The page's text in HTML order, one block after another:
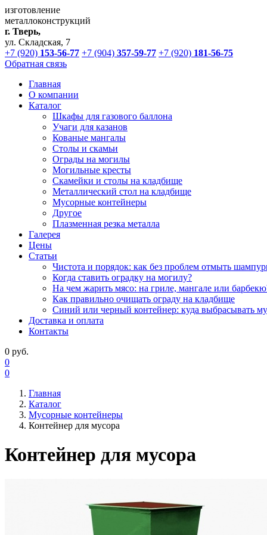
изготовление
металлоконструкций
г. Тверь,
ул. Складская, 7
+7 (920) 153-56-77 +7 (904) 357-59-77 +7 (920) 181-56-75
Обратная связь
Главная
О компании
Каталог
Шкафы для газового баллона
Учаги для казанов
Кованые мангалы
Столы и скамьи
Ограды на могилы
Могильные кресты
Скамейки и столы на кладбище
Металлический стол на кладбище
Мусорные контейнеры
Другое
Плазменная резка металла
Галерея
Цены
Статьи
Чистота и порядок: как без проблем отмыть
Когда ставить оградку на могилу?
На чем жарить мясо: на гриле, мангале или
Как правильно очищать ограду на кладбище
Синий или черный контейнер: куда выбрасывать
Доставка и оплата
Контакты
0 руб.
0
0
Главная
Каталог
Мусорные контейнеры
Контейнер для мусора
Контейнер для мусора